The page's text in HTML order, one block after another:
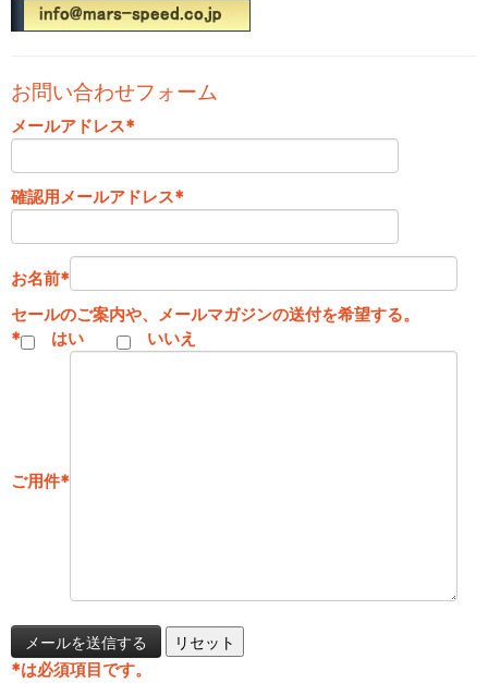
お問い合わせフォーム
メールアドレス*
確認用メールアドレス*
お名前*
セールのご案内や、メールマガジンの送付を希望する。
*
はい いいえ
ご用件*
*は必須項目です。